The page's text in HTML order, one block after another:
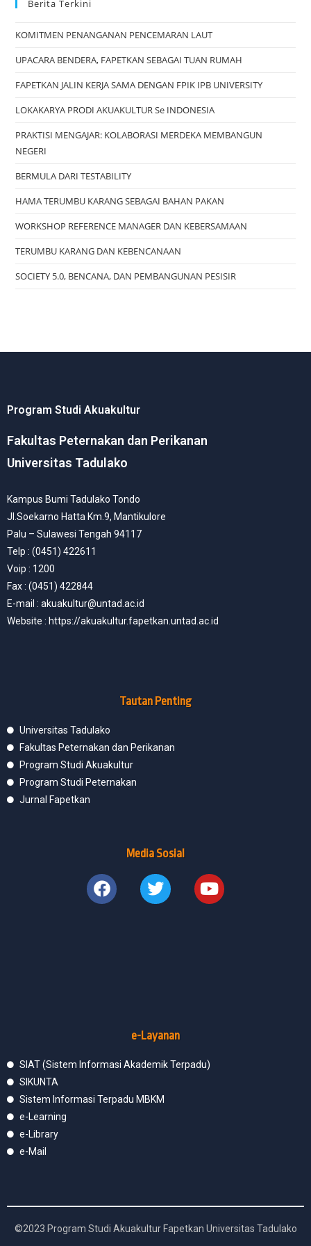
Berita Terkini
KOMITMEN PENANGANAN PENCEMARAN LAUT
UPACARA BENDERA, FAPETKAN SEBAGAI TUAN RUMAH
FAPETKAN JALIN KERJA SAMA DENGAN FPIK IPB UNIVERSITY
LOKAKARYA PRODI AKUAKULTUR Se INDONESIA
PRAKTISI MENGAJAR: KOLABORASI MERDEKA MEMBANGUN
NEGERI
BERMULA DARI TESTABILITY
HAMA TERUMBU KARANG SEBAGAI BAHAN PAKAN
WORKSHOP REFERENCE MANAGER DAN KEBERSAMAAN
TERUMBU KARANG DAN KEBENCANAAN
SOCIETY 5.0, BENCANA, DAN PEMBANGUNAN PESISIR
Program Studi Akuakultur
Fakultas Peternakan dan Perikanan
Universitas Tadulako
Kampus Bumi Tadulako Tondo
Jl.Soekarno Hatta Km.9, Mantikulore
Palu – Sulawesi Tengah 94117
Telp : (0451) 422611
Voip : 1200
Fax : (0451) 422844
E-mail : akuakultur@untad.ac.id
Website : https://akuakultur.fapetkan.untad.ac.id
Tautan Penting
Universitas Tadulako
Fakultas Peternakan dan Perikanan
Program Studi Akuakultur
Program Studi Peternakan
Jurnal Fapetkan
Media Sosial
e-Layanan
SIAT (Sistem Informasi Akademik Terpadu)
SIKUNTA
Sistem Informasi Terpadu MBKM
e-Learning
e-Library
e-Mail
©2023 Program Studi Akuakultur Fapetkan Universitas Tadulako